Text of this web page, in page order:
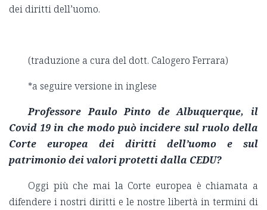
dei diritti dell’uomo.
(traduzione a cura del dott. Calogero Ferrara)
*a seguire versione in inglese
Professore Paulo Pinto de Albuquerque, il
Covid 19 in che modo può incidere sul ruolo della
Corte europea dei diritti
dell’uomo e sul
patrimonio dei valori protetti dalla CEDU?
Oggi più che mai la Corte europea è chiamata a
difendere i nostri diritti e le nostre libertà in termini di